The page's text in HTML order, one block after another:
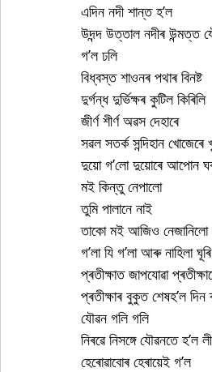
এদিন নদী শান্ত হ’ল
উদন্দ উত্তাল নদীৰ উন্মত্ত
গ’ল ঢলি
বিধ্বস্ত শাওনৰ পথাৰ বিনষ্ট
দুৰ্গন্ধ দুৰ্ভিক্ষৰ কুটিল কিৰিলি
জীৰ্ণ শীৰ্ণ অৱস দেহাৰে
সৱল সতৰ্ক সন্দিহান খোজেৰে
দুয়ো গ’লো দুয়োৰে আপোন ঘৰ
মই কিন্তু নেপালো
তুমি পালানে নাই
তাকো মই আজিও নেজানিলো
গ’লা যি গ’লা আৰু নাহিলা ঘূৰি
প্ৰতীক্ষাত জাপযোৱা
প্ৰতীক্ষাৰ বুকুত শেষহ’ল দিন
যৌৱন গলি গলি
নিৰৱে নিসঙ্গে যৌৱনতে হ’ল
হেৰোৱাবোৰ হেৰায়েই গ’ল